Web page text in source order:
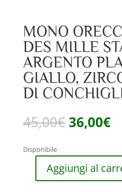
MONO
DES MILLE
ARGENTO
GIALLO,
DI
45,00€ Il
prezzo
era:
45,00€.
36,00€Il
è:
Disponibile
Aggiungi al